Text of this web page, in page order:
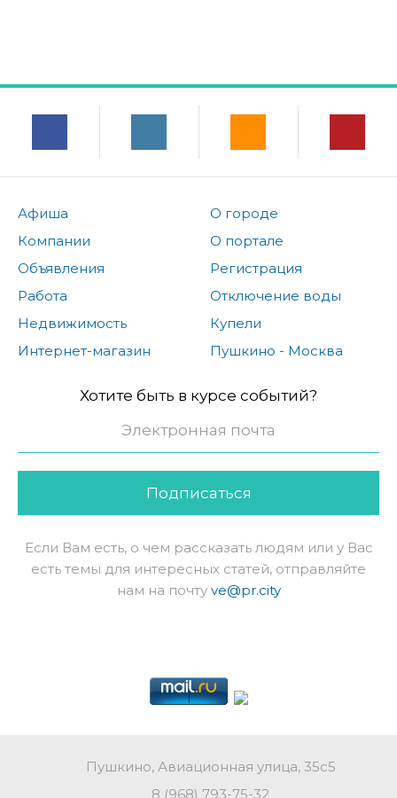
Афиша
Компании
Объявления
Работа
Недвижимость
Интернет-магазин
О городе
О портале
Регистрация
Отключение воды
Купели
Пушкино - Москва
Хотите быть в курсе событий?
Подписаться
Если Вам есть, о чем рассказать людям или у Вас
есть темы для интересных статей, отправляйте
нам на почту ve@pr.city
Пушкино, Авиационная улица, 35с5
8 (968) 793-75-32